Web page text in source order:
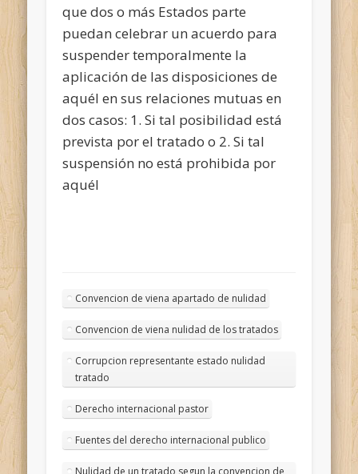
que dos o más Estados parte
puedan celebrar un acuerdo para
suspender temporalmente la
aplicación de las disposiciones de
aquél en sus relaciones mutuas en
dos casos: 1. Si tal posibilidad está
prevista por el tratado o 2. Si tal
suspensión no está prohibida por
aquél
Convencion de viena apartado de nulidad
Convencion de viena nulidad de los tratados
Corrupcion representante estado nulidad
tratado
Derecho internacional pastor
Fuentes del derecho internacional publico
Nulidad de un tratado segun la convencion de